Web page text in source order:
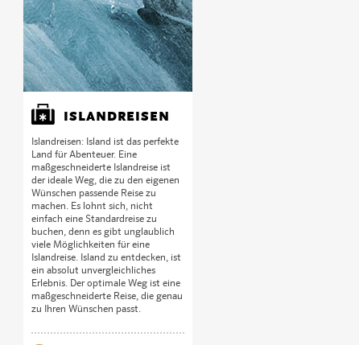
ISLANDREISEN
Islandreisen: Island ist das perfekte
Land für Abenteuer. Eine
maßgeschneiderte Islandreise ist
der ideale Weg, die zu den eigenen
Wünschen passende Reise zu
machen. Es lohnt sich, nicht
einfach eine Standardreise zu
buchen, denn es gibt unglaublich
viele Möglichkeiten für eine
Islandreise. Island zu entdecken, ist
ein absolut unvergleichliches
Erlebnis. Der optimale Weg ist eine
maßgeschneiderte Reise, die genau
zu Ihren Wünschen passt.